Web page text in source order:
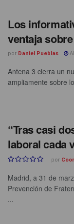
Los
ventaja
por Daniel Pueblas
Antena 3 cierra un
ampliamente sobre
“Tras casi
laboral cada
por
Madrid, a 31 de
Prevención de
...